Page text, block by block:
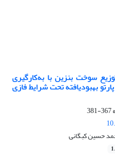
سوخت بنزین با به‌کارگیری
بهبودیافته تحت شرایط فازی
367-381
حسین کبگانی